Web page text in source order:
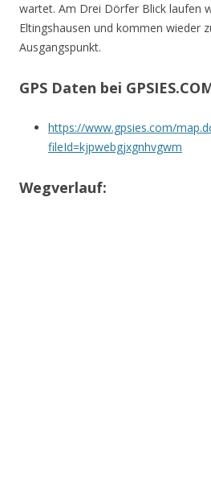
wartet. Am Drei Dörfer Blick laufen
Eltingshausen und kommen wieder
Ausgangspunkt.
GPS Daten bei
https://www.gpsies.com/
fileId=kjpwebgjxgnhvgwm
Wegverlauf: